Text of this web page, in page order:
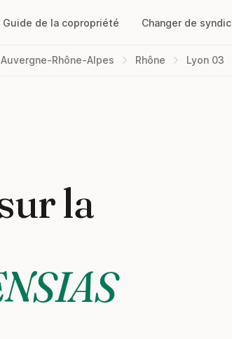
Guide de la copropriété Changer de syndic
Auvergne-Rhône-Alpes Rhône Lyon 03
la